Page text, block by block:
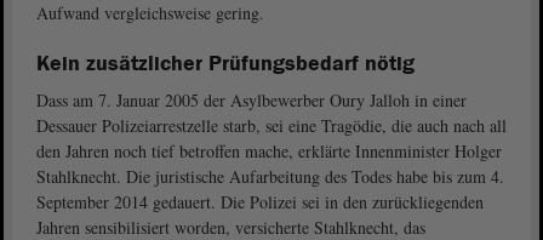
Aufwand vergleichsweise gering.
Kein zusätzlicher Prüfungsbedarf nötig
Dass am 7. Januar 2005 der Asylbewerber Oury Jalloh in einer
Dessauer Polizeiarrestzelle starb, sei eine Tragödie, die auch nach all
den Jahren noch tief betroffen mache, erklärte Innenminister Holger
Stahlknecht. Die juristische Aufarbeitung des Todes habe bis zum 4.
September 2014 gedauert. Die Polizei sei in den zurückliegenden
Jahren sensibilisiert worden, versicherte Stahlknecht, das